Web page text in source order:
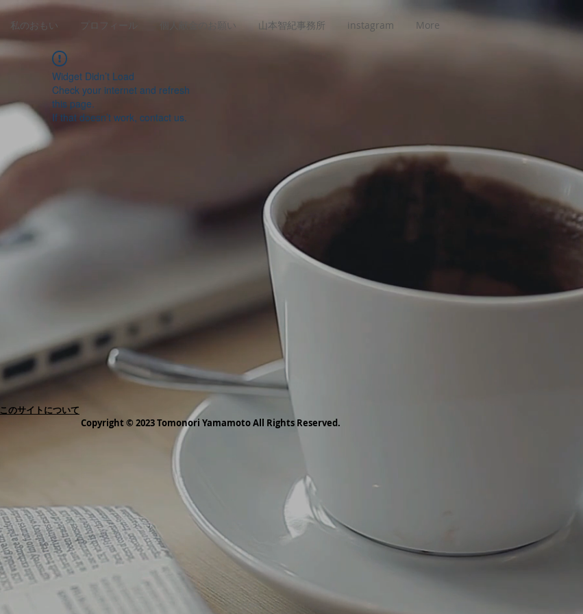
私のおもい プロフィール 個人献金のお願い 山本智紀事務所 instagram More
Widget Didn’t Load
Check your internet and refresh
this page.
If that doesn’t work, contact us.
このサイトについて
Copyright © 2023 Tomonori Yamamoto All Rights Reserved.